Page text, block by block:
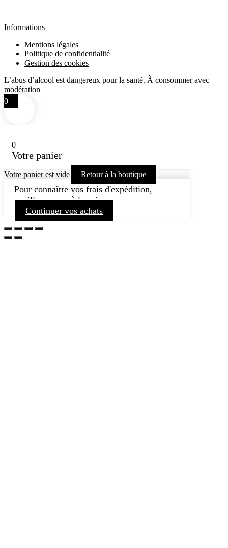
Informations
Mentions légales
Politique de confidentialité
Gestion des cookies
L’abus d’alcool est dangereux pour la santé. À consommer avec
modération
0
0
Votre panier
Votre panier est vide Retour à la boutique
Pour connaître vos frais d'expédition,
veuillez passer à la caisse.
Continuer vos achats